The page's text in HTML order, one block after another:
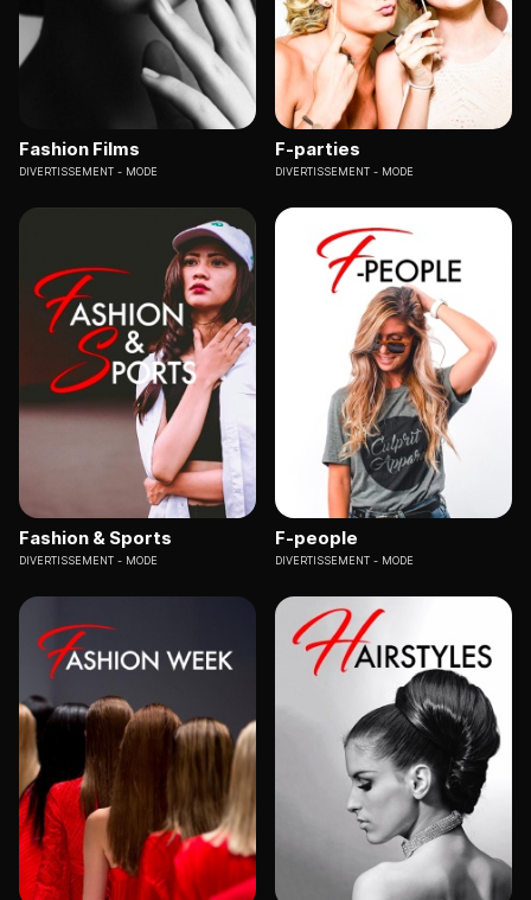
Fashion Films
DIVERTISSEMENT MODE
F-parties
DIVERTISSEMENT MODE
Fashion & Sports
DIVERTISSEMENT MODE
F-people
DIVERTISSEMENT MODE